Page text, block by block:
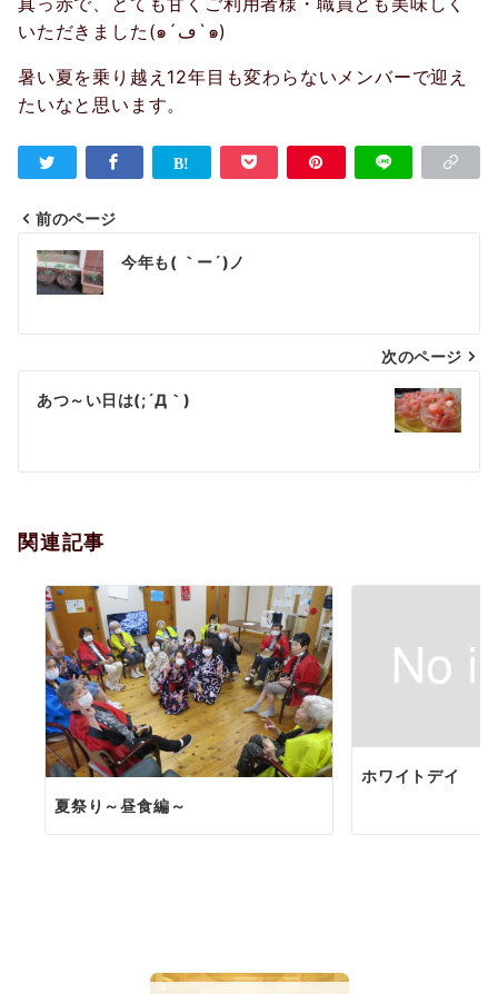
いただきました(๑´ڡ`๑)
暑い夏を乗り越え12年目も変わらないメンバーで迎え
たいなと思います。
投
稿
ビ
ゲ
シ
ン
前のページ
今年も( ｀ー´)ノ
次のページ
あつ～い日は(;´Д｀)
関連記事
夏祭り～昼食編～
ホワイトデイ